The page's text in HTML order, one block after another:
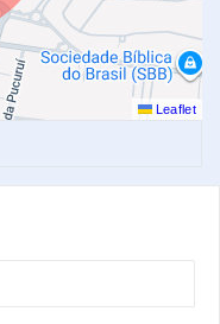
Leaflet